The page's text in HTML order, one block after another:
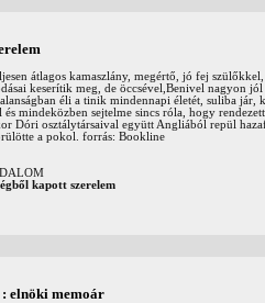
átlagos kamaszlány, megértő, jó fej
keserítik meg, de öccsével,Benivel nagyon
éli a tinik mindennapi életét, suliba jár,
és mindeközben sejtelme sincs róla, hogy
Dóri osztálytársaival együtt Angliából repül
a pokol. forrás: Bookline
kapott szerelem
elnöki memoár